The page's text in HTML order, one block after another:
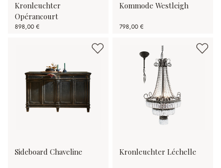
Kronleuchter
Opérancourt
898,00 €
Kommode Westleigh
798,00 €
Sideboard Chaveline Kronleuchter Léchelle